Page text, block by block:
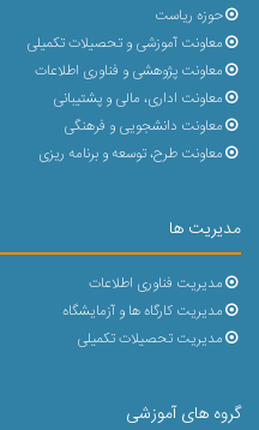
حوزه ریاست
معاونت آموزشی و تحصیلات تکمیلی
معاونت پژوهشی و فناوری اطلاعات
معاونت اداری، مالی و پشتیبانی
معاونت دانشجویی و فرهنگی
معاونت طرح، توسعه و برنامه ریزی
مدیریت ها
مدیریت فناوری اطلاعات
مدیریت کارگاه ها و آزمایشگاه
مدیریت تحصیلات تکمیلی
گروه های آموزشی